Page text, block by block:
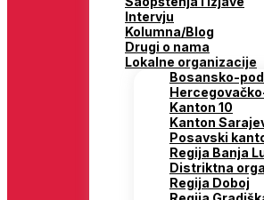
Intervju
Kolumna/Blog
Drugi o nama
Lokalne organizacije
Bosansko-
Kanton 10
Kanton
Posavski
Regija Banja
Distriktna
Regija Doboj